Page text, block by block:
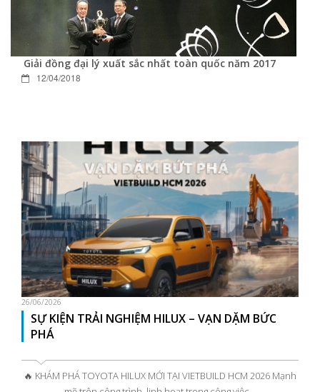
Giải đồng đại lý xuất sắc nhất toàn quốc năm 2017
12/04/2018
26/06/2026
SỰ KIỆN TRẢI NGHIỆM HILUX – VẠN DẶM BỨC
PHÁ
🔥 KHÁM PHÁ TOYOTA HILUX MỚI TẠI VIETBUILD HCM 2026 Mạnh